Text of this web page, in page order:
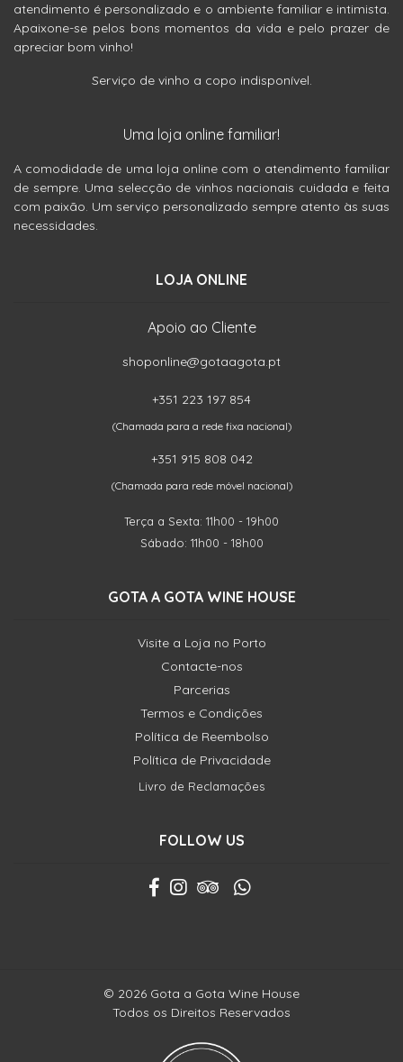
atendimento é personalizado e o ambiente familiar e intimista.
Apaixone-se pelos bons momentos da vida e pelo prazer de
apreciar bom vinho!
Serviço de vinho a copo indisponível.
Uma loja online familiar!
A comodidade de uma loja online com o atendimento familiar
de sempre. Uma selecção de vinhos nacionais cuidada e feita
com paixão. Um serviço personalizado sempre atento às suas
necessidades.
LOJA ONLINE
Apoio ao Cliente
shoponline@gotaagota.pt
+351 223 197 854
(Chamada para a rede fixa nacional)
+351 915 808 042
(Chamada para rede móvel nacional)
Terça a Sexta: 11h00 - 19h00
Sábado: 11h00 - 18h00
GOTA A GOTA WINE HOUSE
Visite a Loja no Porto
Contacte-nos
Parcerias
Termos e Condições
Política de Reembolso
Política de Privacidade
Livro de Reclamações
FOLLOW US
© 2026 Gota a Gota Wine House
Todos os Direitos Reservados